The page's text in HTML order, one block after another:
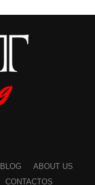
BLOG
ABOUT US
CONTACTOS